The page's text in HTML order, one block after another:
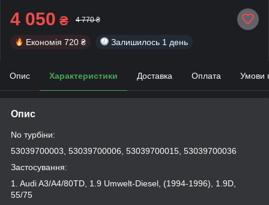
4 050 ₴ 4 770 ₴
Економія 720 ₴ Залишилось 1 день
Опис Характеристики Доставка Оплата Умови
Опис
No турбіни:
53039700003, 53039700006, 53039700015, 53039700036
Застосування:
1. Audi A3/A4/80TD, 1.9 Umwelt-Diesel, (1994-1996), 1.9D,
55/75